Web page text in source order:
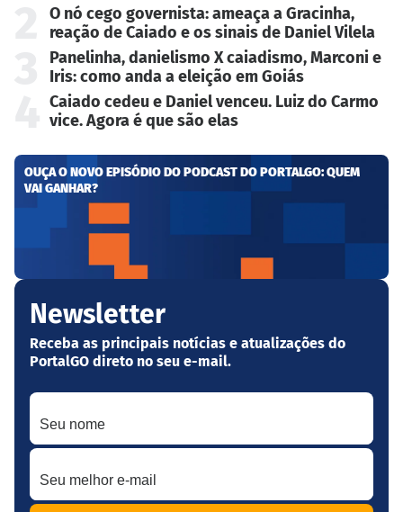
O nó cego governista: ameaça a Gracinha,
reação de Caiado e os sinais de Daniel Vilela
Panelinha, danielismo X caiadismo, Marconi e
Iris: como anda a eleição em Goiás
Caiado cedeu e Daniel venceu. Luiz do Carmo
vice. Agora é que são elas
OUÇA O NOVO EPISÓDIO DO PODCAST DO PORTALGO: QUEM
VAI GANHAR?
Newsletter
Receba as principais notícias e atualizações do
PortalGO direto no seu e-mail.
Seu nome
Seu melhor e-mail